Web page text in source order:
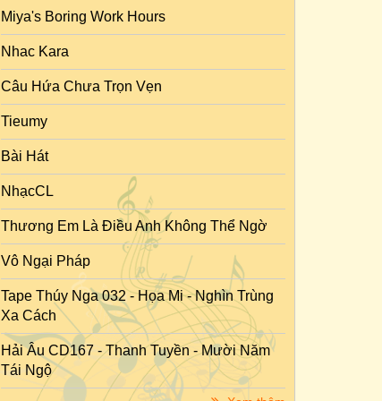
Miya's Boring Work Hours
Nhac Kara
Câu Hứa Chưa Trọn Vẹn
Tieumy
Bài Hát
NhạcCL
Thương Em Là Điều Anh Không Thể Ngờ
Vô Ngại Pháp
Tape Thúy Nga 032 - Họa Mi - Nghìn Trùng
Xa Cách
Hải Âu CD167 - Thanh Tuyền - Mười Năm
Tái Ngộ